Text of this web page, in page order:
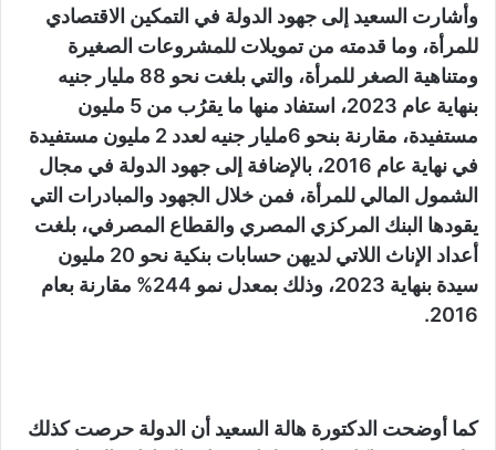
وأشارت السعيد إلى جهود الدولة في التمكين الاقتصادي
للمرأة، وما قدمته من تمويلات للمشروعات الصغيرة
ومتناهية الصغر للمرأة، والتي بلغت نحو 88 مليار جنيه
بنهاية عام 2023، استفاد منها ما يقرُب من 5 مليون
مستفيدة، مقارنة بنحو 6مليار جنيه لعدد 2 مليون مستفيدة
في نهاية عام 2016، بالإضافة إلى جهود الدولة في مجال
الشمول المالي للمرأة، فمن خلال الجهود والمبادرات التي
يقودها البنك المركزي المصري والقطاع المصرفي، بلغت
أعداد الإناث اللاتي لديهن حسابات بنكية نحو 20 مليون
سيدة بنهاية 2023، وذلك بمعدل نمو 244% مقارنة بعام
2016.
كما أوضحت الدكتورة هالة السعيد أن الدولة حرصت كذلك